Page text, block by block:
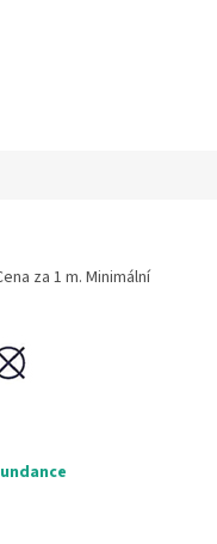
za 1 m. Minimální